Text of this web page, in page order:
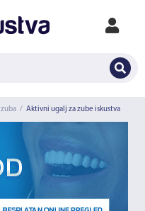
/ Aktivni ugalj za zube iskustva